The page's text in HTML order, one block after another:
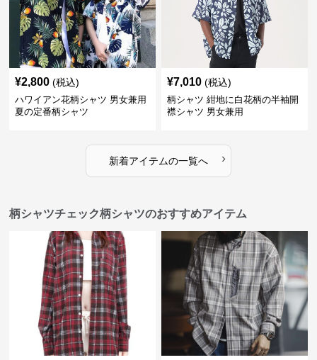
¥2,800 (税込)
ハワイアン花柄シャツ 男女兼用
夏の定番柄シャツ
¥7,010 (税込)
柄シャツ 紺地に白花柄の半袖開
襟シャツ 男女兼用
新着アイテムの一覧へ ›
柄シャツチェック柄シャツのおすすめアイテム